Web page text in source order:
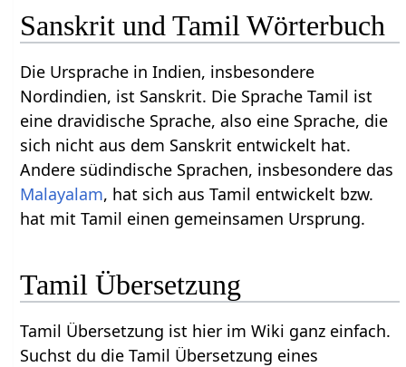
Sanskrit und Tamil Wörterbuch
Die Ursprache in Indien, insbesondere
Nordindien, ist Sanskrit. Die Sprache Tamil ist
eine dravidische Sprache, also eine Sprache, die
sich nicht aus dem Sanskrit entwickelt hat.
Andere südindische Sprachen, insbesondere das
Malayalam, hat sich aus Tamil entwickelt bzw.
hat mit Tamil einen gemeinsamen Ursprung.
Tamil Übersetzung
Tamil Übersetzung ist hier im Wiki ganz einfach.
Suchst du die Tamil Übersetzung eines